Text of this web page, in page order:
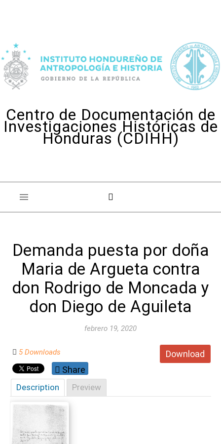
Centro de Documentación de
Investigaciones Históricas de
Honduras (CDIHH)
Demanda puesta por doña
Maria de Argueta contra
don Rodrigo de Moncada y
don Diego de Aguileta
febrero 19, 2020
Download
5 Downloads
Share
Description Preview